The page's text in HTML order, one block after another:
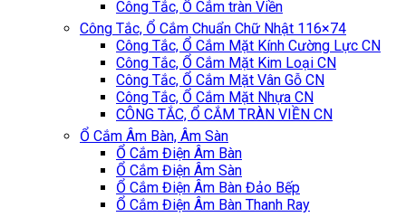
Công Tắc, Ổ Cắm tràn Viền
Công Tắc, Ổ Cắm Chuẩn Chữ Nhật 116×74
Công Tắc, Ổ Cắm Mặt Kính Cường Lực CN
Công Tắc, Ổ Cắm Mặt Kim Loại CN
Công Tắc, Ổ Cắm Mặt Vân Gỗ CN
Công Tắc, Ổ Cắm Mặt Nhựa CN
CÔNG TẮC, Ổ CẮM TRÀN VIỀN CN
Ổ Cắm Âm Bàn, Âm Sàn
Ổ Cắm Điện Âm Bàn
Ổ Cắm Điện Âm Sàn
Ổ Cắm Điện Âm Bàn Đảo Bếp
Ổ Cắm Điện Âm Bàn Thanh Ray